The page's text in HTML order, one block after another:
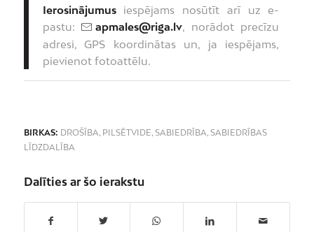
Ierosinājumusiespējams nosūtīt arī uz e-
pastu:
apmales@riga.lv, norādot precīzu
adresi, GPS koordinātas un, ja iespējams,
pievienot fotoattēlu.
BIRKAS: DROŠĪBA, PILSĒTVIDE, SABIEDRĪBA, SABIEDRĪBAS
LĪDZDALĪBA
Dalīties ar šo ierakstu